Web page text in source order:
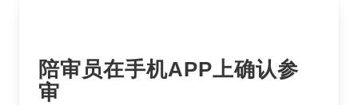
陪审员在手机APP上确认参
审